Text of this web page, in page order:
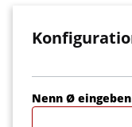
Nenn Ø